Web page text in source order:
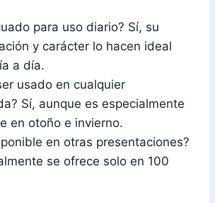
para uso diario? Sí, su
y carácter lo hacen ideal
a día.
usado en cualquier
Sí, aunque es especialmente
en otoño e invierno.
en otras presentaciones?
se ofrece solo en 100